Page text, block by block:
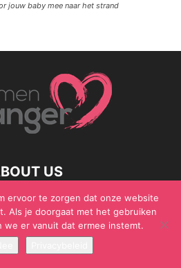
jouw baby mee naar het strand
US
- Gericht Media 2017 - 2021
ervoor te zorgen dat onze website
Als je doorgaat met het gebruiken
we er vanuit dat ermee instemt.